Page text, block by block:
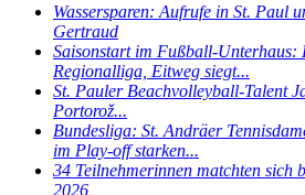
Wassersparen: Aufrufe in St. Paul
Gertraud
Saisonstart im Fußball-Unterhaus:
Regionalliga, Eitweg siegt...
St. Pauler Beachvolleyball-Talent
Portorož...
Bundesliga: St. Andräer
im Play-off starken...
34 Teilnehmerinnen matchten sich
2026